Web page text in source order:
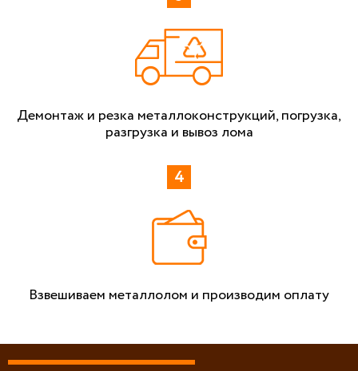
Демонтаж и резка металлоконструкций, погрузка,
разгрузка и вывоз лома
Взвешиваем металлолом и производим оплату